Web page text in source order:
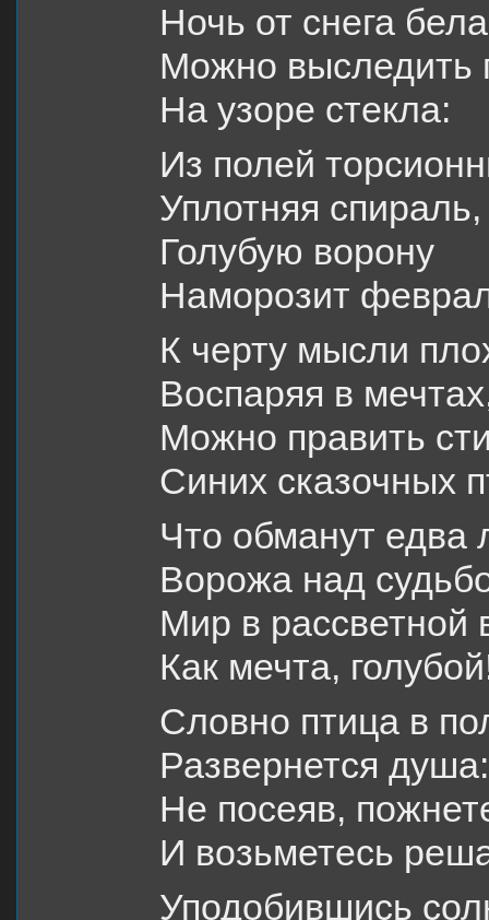
Ночь от снега
Можно выследить
На узоре стекла:
Из полей
Уплотняя спираль,
Голубую ворону
Наморозит
К черту мысли
Воспаряя в
Можно править
Синих сказочных
Что обманут едва
Ворожа над
Мир в рассветной
Как мечта,
Словно птица в
Развернется душа:
Не посеяв,
И возьметесь
Уподобившись